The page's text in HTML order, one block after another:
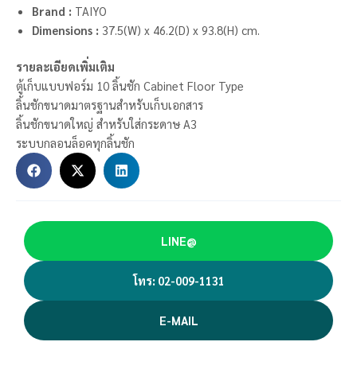
Brand : TAIYO
Dimensions : 37.5(W) x 46.2(D) x 93.8(H) cm.
รายละเอียดเพิ่มเติม
ตู้เก็บแบบฟอร์ม 10 ลิ้นชัก Cabinet Floor Type
ลิ้นชักขนาดมาตรฐานสำหรับเก็บเอกสาร
ลิ้นชักขนาดใหญ่ สำหรับใส่กระดาษ A3
ระบบกลอนล็อคทุกลิ้นชัก
LINE@
โทร: 02-009-1131
E-MAIL